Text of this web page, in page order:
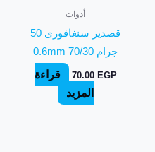
قصدير سنغافورى 50
70.00
قراءة